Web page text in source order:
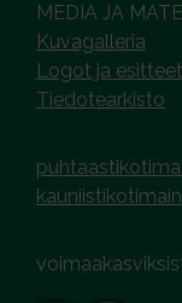
MEDIA JA
Kuvagalleria
Logot ja esitteet
Tiedotearkisto